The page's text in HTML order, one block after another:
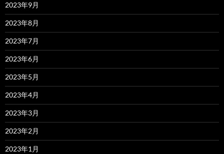
2023年9月
2023年8月
2023年7月
2023年6月
2023年5月
2023年4月
2023年3月
2023年2月
2023年1月